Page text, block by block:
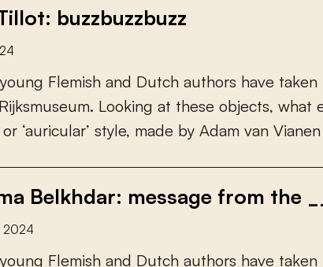
buzzbuzzbuzz
young Flemish and Dutch authors have taken
Rijksmuseum. Looking at these objects, what
or ‘auricular’ style, made by Adam van Vianen
Belkhdar: message from the
2024
young Flemish and Dutch authors have taken